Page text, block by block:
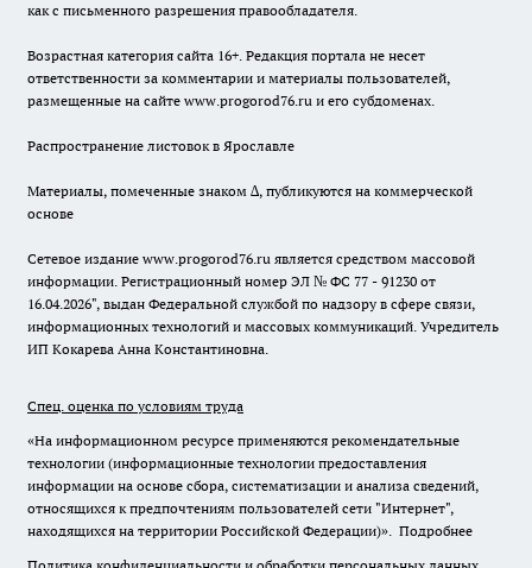
как с письменного разрешения правообладателя.
Возрастная категория сайта 16+. Редакция портала не несет
ответственности за комментарии и материалы пользователей,
размещенные на сайте www.progorod76.ru и его субдоменах.
Распространение листовок в Ярославле
Материалы, помеченные знаком ∆, публикуются на коммерческой
основе
Сетевое издание www.progorod76.ru является средством массовой
информации. Регистрационный номер ЭЛ № ФС 77 - 91230 от
16.04.2026", выдан Федеральной службой по надзору в сфере связи,
информационных технологий и массовых коммуникаций. Учредитель
ИП Кокарева Анна Константиновна.
Спец. оценка по условиям труда
«На информационном ресурсе применяются рекомендательные
технологии (информационные технологии предоставления
информации на основе сбора, систематизации и анализа сведений,
относящихся к предпочтениям пользователей сети "Интернет",
находящихся на территории Российской Федерации)». Подробнее